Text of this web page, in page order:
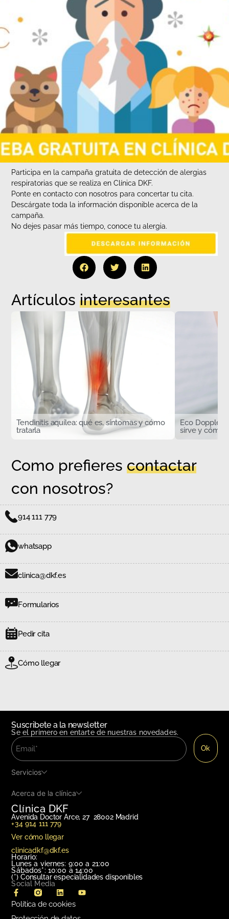
Participa en la campaña gratuita de detección de alergias
respiratorias que se realiza en Clínica DKF.
Ponte en contacto con nosotros para concertar tu cita.
Descárgate toda la información disponible acerca de la
campaña.
No dejes pasar más tiempo, conoce tu alergia.
Artículosinteresantes
Tendinitis aquílea: qué es, síntomas y cómo
tratarla
Eco Doppler
sirve y cómo
Como prefierescontactar
con nosotros?
914 111 779
whatsapp
clinica@dkf.es
Formularios
Pedir cita
Cómo llegar
Clínica DKF
Avenida Doctor Arce, 27 28002 Madrid
+34 914 111 779
Ver cómo llegar
clinicadkf@dkf.es
Horario:
Lunes a viernes: 9:00 a 21:00
Sábados*: 10:00 a 14:00
(*) Consultar especialidades disponibles
Social Media
Suscribete a la newsletter
Se el primero en entarte de nuestras novedades.
Servicios
Acerca de la clínica
Política de cookies